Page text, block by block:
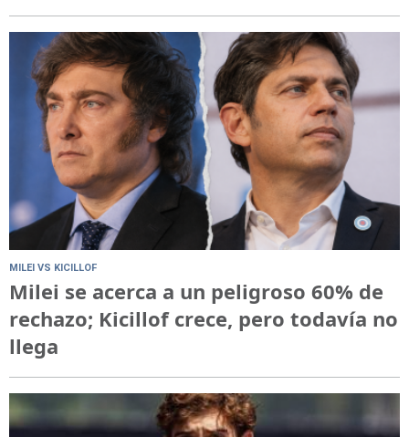
MILEI VS KICILLOF
Milei se acerca a un peligroso 60% de
rechazo; Kicillof crece, pero todavía no
llega